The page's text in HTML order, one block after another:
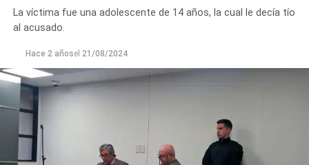
La víctima fue una adolescente de 14 años, la cual le decía tío
al acusado.
Hace 2 añosel 21/08/2024